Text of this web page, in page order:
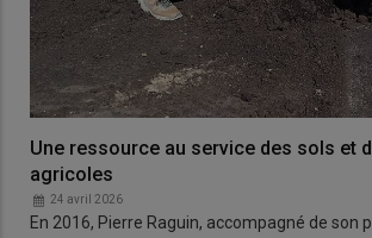
Une ressource au service des sols et
agricoles
24 avril 2026
En 2016, Pierre Raguin, accompagné de son